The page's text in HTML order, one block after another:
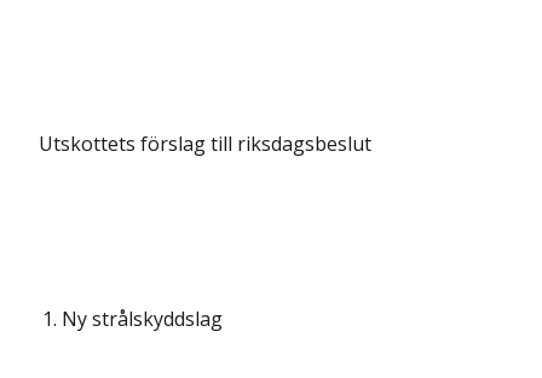
Utskottets förslag till riksdagsbeslut
1. Ny strålskyddslag